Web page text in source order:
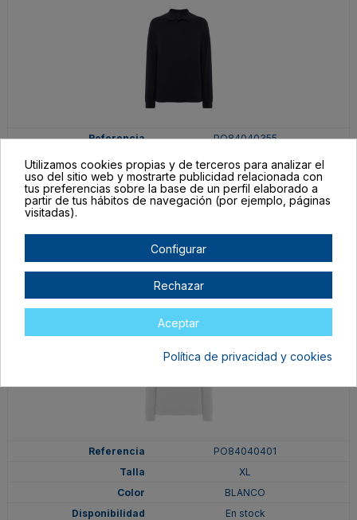
PO84040355
MARINO
En stock
PO84040401
XL
BLANCO
En stock
Utilizamos cookies propias y de terceros para analizar el
uso del sitio web y mostrarte publicidad relacionada con
tus preferencias sobre la base de un perfil elaborado a
partir de tus hábitos de navegación (por ejemplo, páginas
visitadas).
Configurar
Rechazar
Aceptar
Política de privacidad y cookies